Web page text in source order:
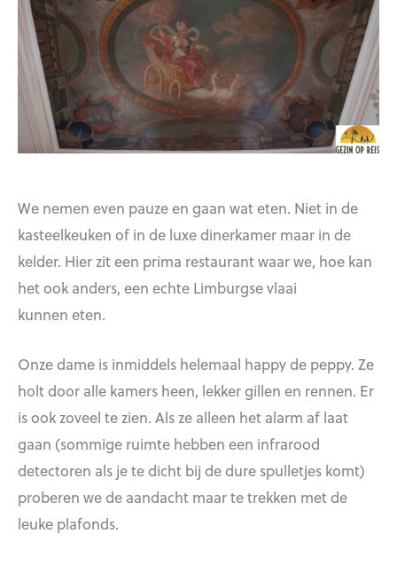
We nemen even pauze en gaan wat eten. Niet in de
kasteelkeuken of in de luxe dinerkamer maar in de
kelder. Hier zit een prima restaurant waar we, hoe kan
het ook anders, een echte Limburgse vlaai
kunnen eten.
Onze dame is inmiddels helemaal happy de peppy. Ze
holt door alle kamers heen, lekker gillen en rennen. Er
is ook zoveel te zien. Als ze alleen het alarm af laat
gaan (sommige ruimte hebben een infrarood
detectoren als je te dicht bij de dure spulletjes komt)
proberen we de aandacht maar te trekken met de
leuke plafonds.